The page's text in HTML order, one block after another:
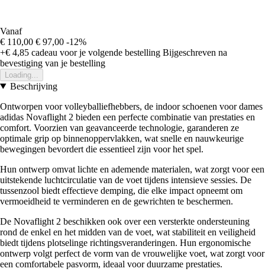
Vanaf
€ 110,00 € 97,00 -12%
+€ 4,85 cadeau voor je volgende bestelling Bijgeschreven na
bevestiging van je bestelling
Loading...
Beschrijving
Ontworpen voor volleyballiefhebbers, de indoor schoenen voor dames
adidas Novaflight 2 bieden een perfecte combinatie van prestaties en
comfort. Voorzien van geavanceerde technologie, garanderen ze
optimale grip op binnenoppervlakken, wat snelle en nauwkeurige
bewegingen bevordert die essentieel zijn voor het spel.
Hun ontwerp omvat lichte en ademende materialen, wat zorgt voor een
uitstekende luchtcirculatie van de voet tijdens intensieve sessies. De
tussenzool biedt effectieve demping, die elke impact opneemt om
vermoeidheid te verminderen en de gewrichten te beschermen.
De Novaflight 2 beschikken ook over een versterkte ondersteuning
rond de enkel en het midden van de voet, wat stabiliteit en veiligheid
biedt tijdens plotselinge richtingsveranderingen. Hun ergonomische
ontwerp volgt perfect de vorm van de vrouwelijke voet, wat zorgt voor
een comfortabele pasvorm, ideaal voor duurzame prestaties.